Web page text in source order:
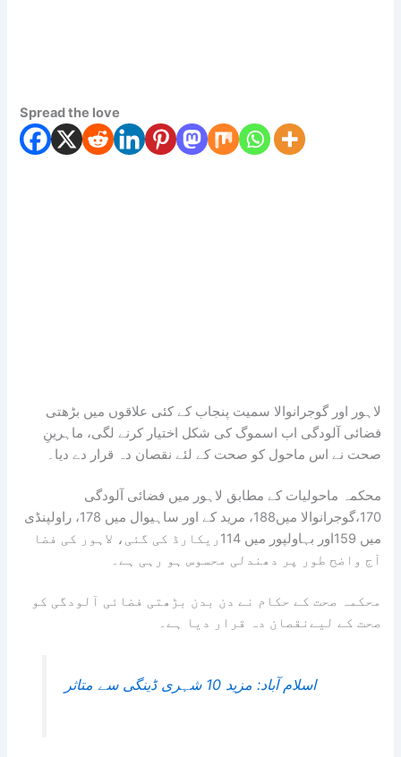
Spread the love
لاہور اور گوجرانوالا سمیت پنجاب کے کئی علاقوں میں بڑھتی
فضائی آلودگی اب اسموگ کی شکل اختیار کرنے لگی، ماہرینِ
صحت نے اس ماحول کو صحت کے لئے نقصان دہ قرار دے دیا۔
محکمہ ماحولیات کے مطابق لاہور میں فضائی آلودگی
170،گوجرانوالا میں188، مرید کے اور ساہیوال میں 178، راولپنڈی
میں 159اور بہاولپور میں 114ریکارڈ کی گئی، لاہور کی فضا
آج واضح طور پر دھندلی محسوس ہو رہی ہے۔
محکمہ صحت کے حکام نے دن بدن بڑھتی فضائی آلودگی کو
صحت کے لیےنقصان دہ قرار دیا ہے۔
اسلام آباد: مزید 10 شہری ڈینگی سے متاثر